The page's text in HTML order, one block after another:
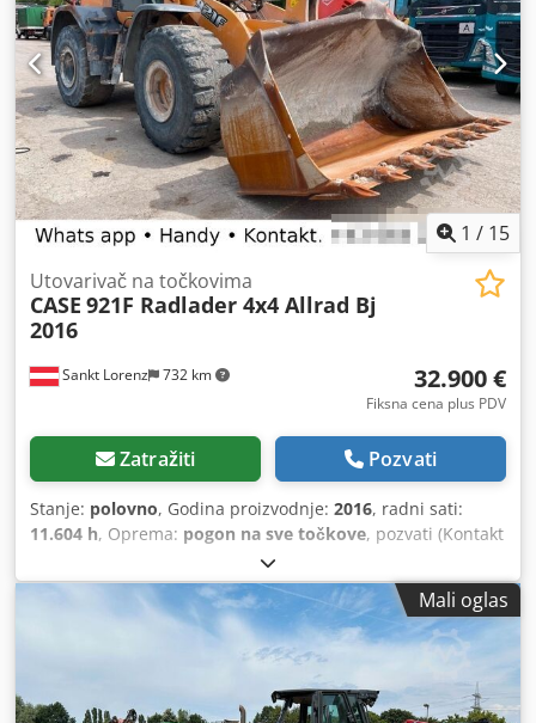
1 / 15
Sankt Lorenz 732 km
Utovarivač na točkovima
CASE 921F Radlader 4x4 Allrad Bj
2016
32.900 €
Fiksna cena plus PDV
Zatražiti Pozvati
Stanje: polovno, Godina proizvodnje: 2016, radni sati:
11.604 h, Oprema: pogon na sve točkove, pozvati (Kontakt
· Telefon · Mobilni · WhatsApp) * Case 921F točkaš 4x4
pogon na sve točkove Dkodpfx Agjkq Amfo Nor * Grejanje /
Klima uređaj * Godina proizvodnje: 2016 * Šasija:
FNH921F1NGHE12139 * Kw: 190 * Sopstvena težina: 19.680
kg * Ukupna težina: 21.600 kg * Radnih sati: 11.604 *
Dostupno 3 komada * Cena na upit * Sve informacije bez
garancije
Mali oglas